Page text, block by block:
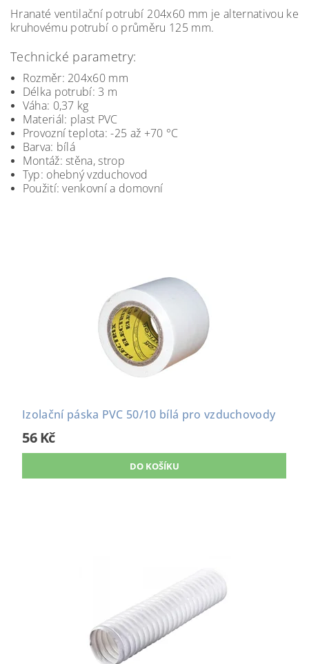
Hranaté ventilační potrubí 204x60 mm je alternativou ke
kruhovému potrubí o průměru 125 mm.
Technické parametry:
Rozměr: 204x60 mm
Délka potrubí: 3 m
Váha: 0,37 kg
Materiál: plast PVC
Provozní teplota: -25 až +70 °C
Barva: bílá
Montáž: stěna, strop
Typ: ohebný vzduchovod
Použití: venkovní a domovní
Izolační páska PVC 50/10 bílá pro vzduchovody
56 Kč